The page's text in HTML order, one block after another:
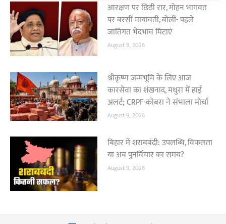
आरक्षण पर छिड़ी रार, मोहन भागवत
पर बरसीं मायावती, बोलीं- पहले
जातिगत भेदभाव मिटाएं
August 9, 2026
श्रीकृष्ण जन्मभूमि के लिए आज
कारसेवा का शंखनाद, मथुरा में हाई
अलर्ट; CRPF-कोबरा ने संभाला मोर्चा
August 9, 2026
बिहार में शराबबंदी: उपलब्धि, विफलता
या अब पुनर्विचार का समय?
August 9, 2026